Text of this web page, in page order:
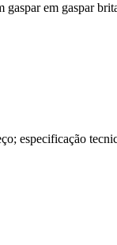
em gaspar
especificação